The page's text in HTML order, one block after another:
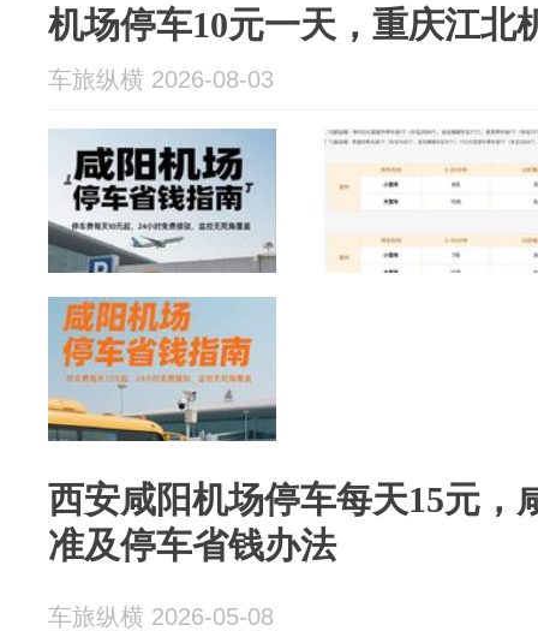
机场停车10元一天，重庆江北
车旅纵横 2026-08-03
西安咸阳机场停车每天15元，
准及停车省钱办法
车旅纵横 2026-05-08